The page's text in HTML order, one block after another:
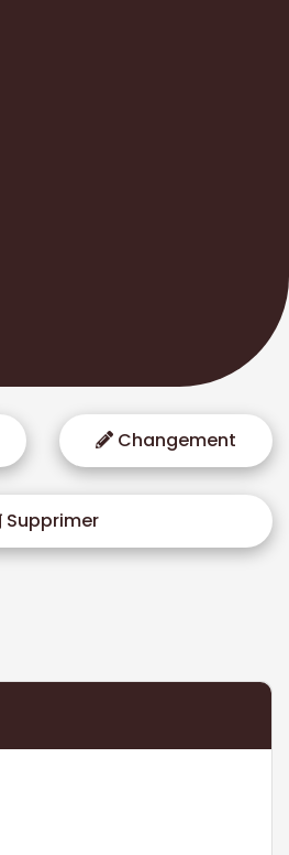
Changement
Supprimer